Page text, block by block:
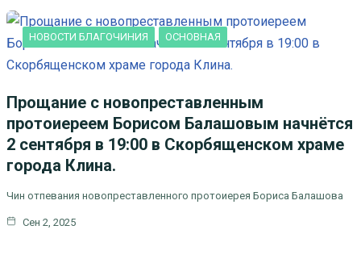
НОВОСТИ БЛАГОЧИНИЯ ОСНОВНАЯ
Прощание с новопреставленным
протоиереем Борисом Балашовым начнётся
2 сентября в 19:00 в Скорбященском храме
города Клина.
Чин отпевания новопреставленного протоиерея Бориса Балашова
Сен 2, 2025